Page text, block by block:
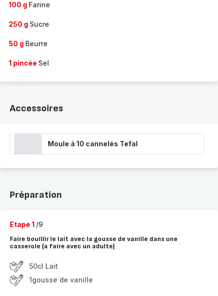
100 g Farine
250 g Sucre
50 g Beurre
1 pincée Sel
Accessoires
Moule à 10 cannelés Tefal
Préparation
Etape 1 /9
Faire bouillir le lait avec la gousse de vanille dans une
casserole (a faire avec un adulte)
50cl Lait
1gousse de vanille